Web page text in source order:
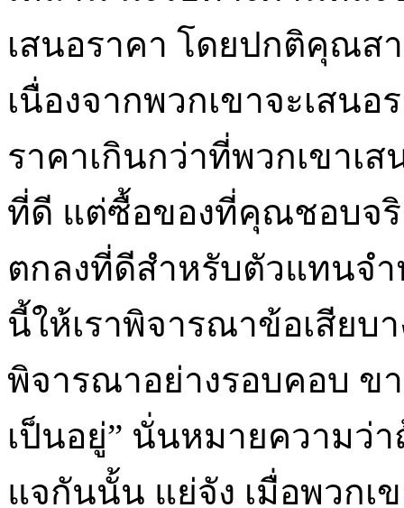
เสนอราคา โดยปกติคุณส
เนื่องจากพวกเขาจะเสน
ราคาเกินกว่าที่พวกเขาเ
ที่ดี แต่ซื้อของที่คุณชอบจริ
ตกลงที่ดีสำหรับตัวแทนจ
นี้ให้เราพิจารณาข้อเสียบ
พิจารณาอย่างรอบคอบ ข
เป็นอยู่” นั่นหมายความว่
แจกันนั้น แย่จัง เมื่อพวกเ